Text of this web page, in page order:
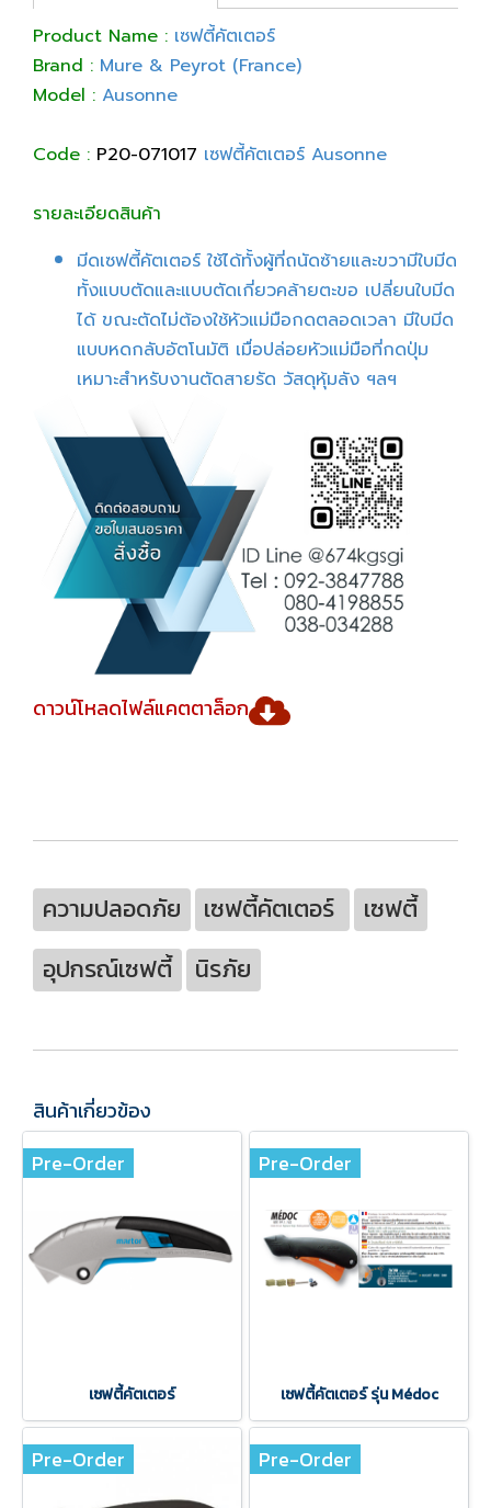
Product Name : เซฟตี้คัตเตอร์
Brand : Mure & Peyrot (France)
Model : Ausonne
Code : P20-071017 เซฟตี้คัตเตอร์ Ausonne
รายละเอียดสินค้า
มีดเซฟตี้คัตเตอร์ ใช้ได้ทั้งผู้ที่ถนัดซ้ายและขวามีใบมีด
ทั้งแบบตัดและแบบตัดเกี่ยวคล้ายตะขอ เปลี่ยนใบมีด
ได้ ขณะตัดไม่ต้องใช้หัวแม่มือกดตลอดเวลา มีใบมีด
แบบหดกลับอัตโนมัติ เมื่อปล่อยหัวแม่มือที่กดปุ่ม
เหมาะสำหรับงานตัดสายรัด วัสดุหุ้มลัง ฯลฯ
ดาวน์โหลดไฟล์แคตตาล็อก
ความปลอดภัย เซฟตี้คัตเตอร์
เซฟตี้
อุปกรณ์เซฟตี้
นิรภัย
สินค้าเกี่ยวข้อง
Pre-Order
เซฟตี้คัตเตอร์
Pre-Order
เซฟตี้คัตเตอร์ รุ่น Médoc
Pre-Order Pre-Order